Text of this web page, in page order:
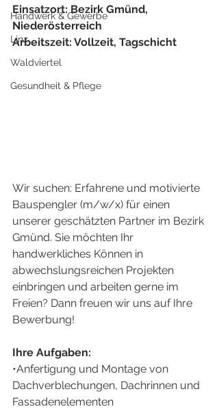
Handwerk & Gewerbe
Linz
Waldviertel
Gesundheit & Pflege
Einsatzort: Bezirk Gmünd,
Niederösterreich
Arbeitszeit: Vollzeit, Tagschicht
Wir suchen: Erfahrene und motivierte
Bauspengler (m/w/x) für einen
unserer geschätzten Partner im Bezirk
Gmünd. Sie möchten Ihr
handwerkliches Können in
abwechslungsreichen Projekten
einbringen und arbeiten gerne im
Freien? Dann freuen wir uns auf Ihre
Bewerbung!
Ihre Aufgaben:
•Anfertigung und Montage von
Dachverblechungen, Dachrinnen und
Fassadenelementen